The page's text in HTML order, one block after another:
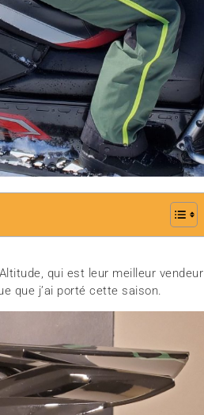
qui est leur meilleur vendeur
que j’ai porté cette saison.